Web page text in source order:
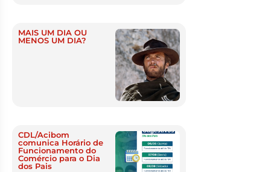
MAIS UM DIA OU
MENOS UM DIA?
CDL/Acibom
comunica Horário de
Funcionamento do
Comércio para o Dia
dos Pais